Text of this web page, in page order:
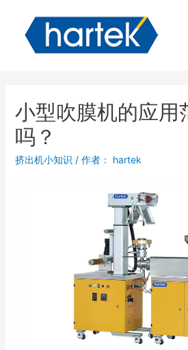
小型吹膜机的应用
吗？
挤出机小知识 / 作者： hartek